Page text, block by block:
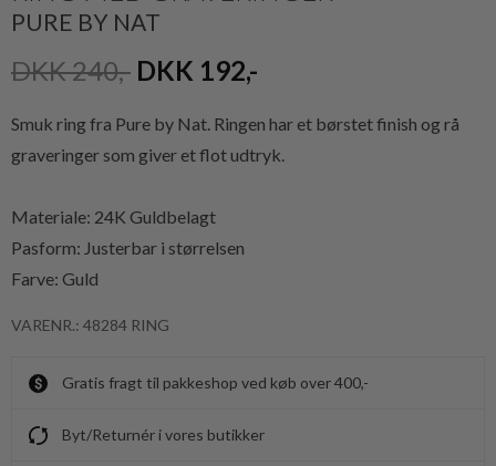
PURE BY NAT
DKK 240,- DKK 192,-
Smuk ring fra Pure by Nat. Ringen har et børstet finish og rå
graveringer som giver et flot udtryk.
Materiale: 24K Guldbelagt
Pasform: Justerbar i størrelsen
Farve: Guld
VARENR.: 48284 RING
Gratis fragt til pakkeshop ved køb over 400,-
Byt/Returnér i vores butikker